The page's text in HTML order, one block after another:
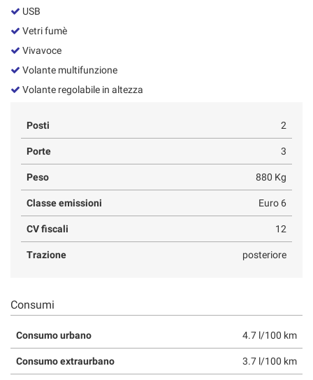
USB
Vetri fumè
Vivavoce
Volante multifunzione
Volante regolabile in altezza
Posti 2
Porte 3
Peso 880 Kg
Classe emissioni Euro 6
CV fiscali 12
Trazione posteriore
Consumi
Consumo urbano 4.7 l/100 km
Consumo extraurbano 3.7 l/100 km